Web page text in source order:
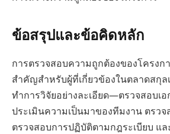
ข้อสรุปและข้อคิดหลัก
การตรวจสอบความถูกต้องของโครงก
สำคัญสำหรับผู้ที่เกี่ยวข้องในตลาดสกุล
ทำการวิจัยอย่างละเอียด—ตรวจสอบเอ
ประเมินความเป็นมาของทีมงาน ตรว
ตรวจสอบการปฏิบัติตามกฎระเบียบ แ